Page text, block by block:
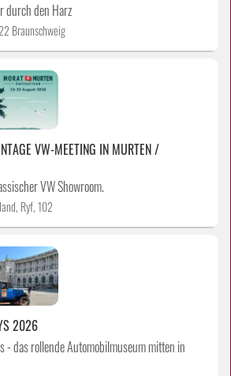
durch den Harz
Braunschweig
VW-MEETING IN MURTEN /
VW Showroom.
Ryf, 102
2026
- das rollende Automobilmuseum mitten in